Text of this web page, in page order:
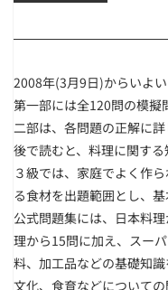
2008年(3月9日)からいよ
第一部には全120問の模擬
二部は、各問題の正解に
後で読むと、料理に関する
３級では、家庭でよく作
る食材を出題範囲とし、
公式問題集には、日本料
理から15問に加え、スー
料、加工品などの基礎知
文化、食育などについての